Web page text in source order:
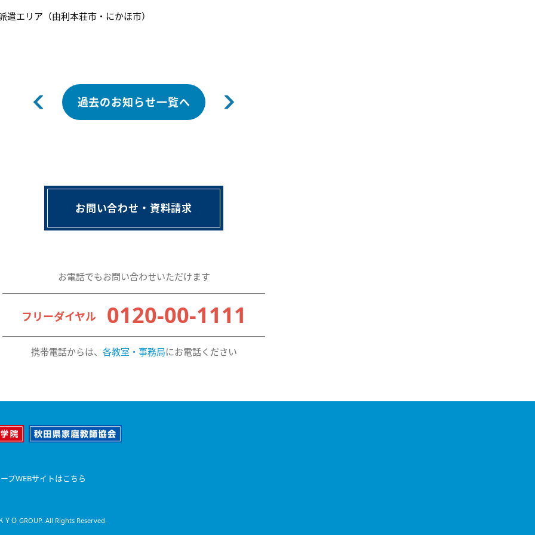
遣エリア（由利本荘市・にかほ市）
過去のお知らせ一覧へ
お問い合わせ・資料請求
お電話でもお問い合わせいただけます
フリーダイヤル 0120-00-1111
携帯電話からは、 各教室・事務局にお電話ください
プWEBサイトはこちら
Ｏ GROUP. All Rights Reserved.